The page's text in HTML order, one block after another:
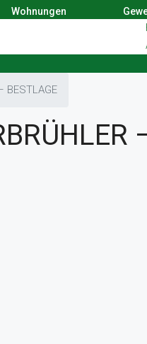
Wohnungen
BESTLAGE